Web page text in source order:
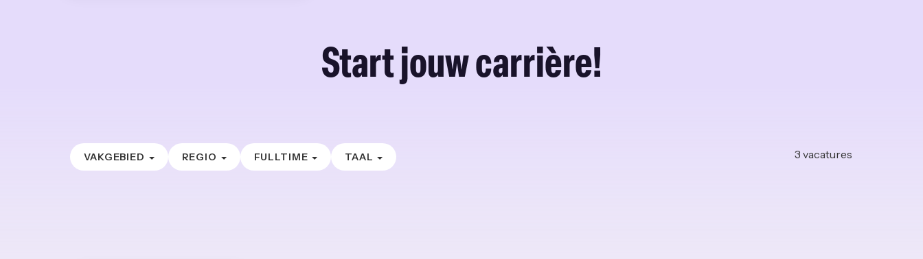
Start jouw carrière!
VAKGEBIED REGIO FULLTIME TAAL 3 vacatures